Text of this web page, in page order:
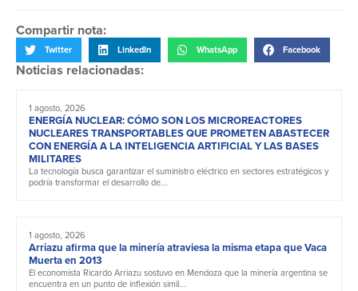
Compartir nota:
Twitter LinkedIn WhatsApp Facebook
Noticias relacionadas:
1 agosto, 2026
ENERGÍA NUCLEAR: CÓMO SON LOS MICROREACTORES
NUCLEARES TRANSPORTABLES QUE PROMETEN ABASTECER
CON ENERGÍA A LA INTELIGENCIA ARTIFICIAL Y LAS BASES
MILITARES
La tecnología busca garantizar el suministro eléctrico en sectores estratégicos y
podría transformar el desarrollo de...
1 agosto, 2026
Arriazu afirma que la minería atraviesa la misma etapa que Vaca
Muerta en 2013
El economista Ricardo Arriazu sostuvo en Mendoza que la minería argentina se
encuentra en un punto de inflexión simil...